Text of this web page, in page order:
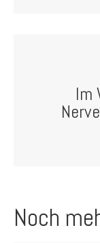
Im
Noch